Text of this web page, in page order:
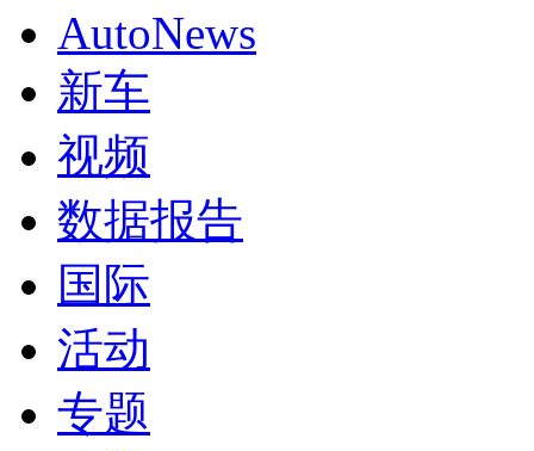
AutoNews
新车
视频
数据报告
国际
活动
专题